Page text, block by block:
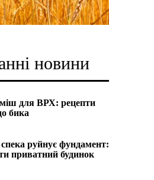
новини
для ВРХ: рецепти
бика
руйнує фундамент:
приватний будинок